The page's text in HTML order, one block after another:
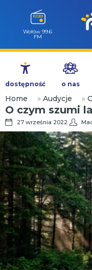
Przejdź
treści
Wołów 99.6
FM
dostępność o nas
Home » Audycje »
O czym szumi
27 września 2022